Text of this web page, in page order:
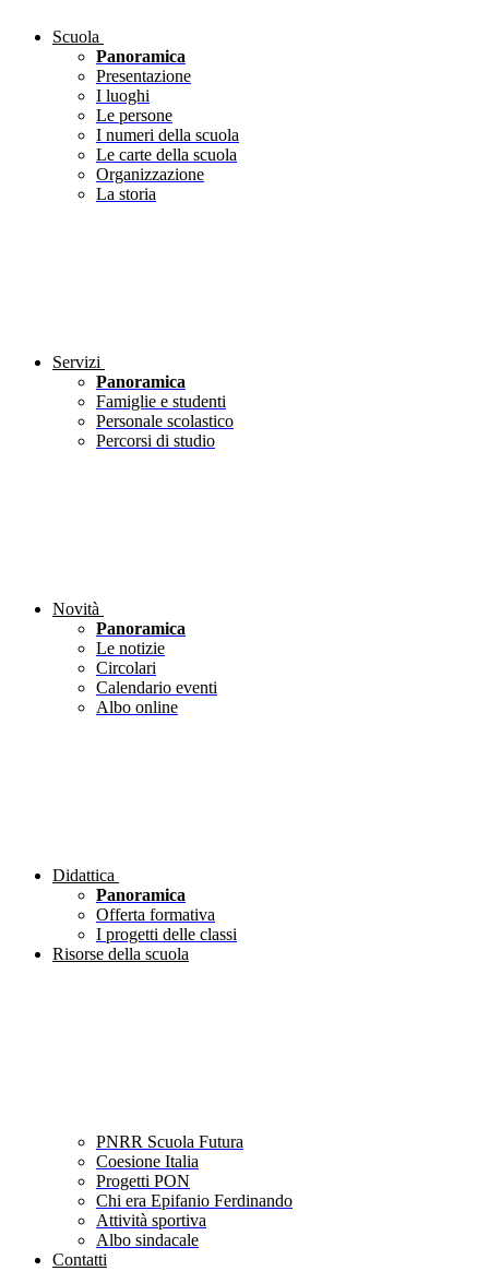
Scuola
Panoramica
Presentazione
I luoghi
Le persone
I numeri della scuola
Le carte della scuola
Organizzazione
La storia
Servizi
Panoramica
Famiglie e studenti
Personale scolastico
Percorsi di studio
Novità
Panoramica
Le notizie
Circolari
Calendario eventi
Albo online
Didattica
Panoramica
Offerta formativa
I progetti delle classi
Risorse della scuola
PNRR Scuola Futura
Coesione Italia
Progetti PON
Chi era Epifanio Ferdinando
Attività sportiva
Albo sindacale
Contatti